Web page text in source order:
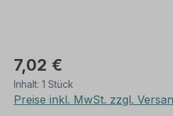
7,02 €
Inhalt: 1 Stück
Preise inkl. MwSt. zzgl.